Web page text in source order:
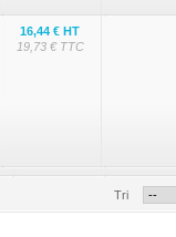
16,44 € HT
19,73 € TTC
Tri